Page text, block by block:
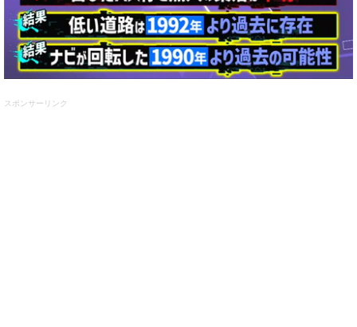
スポンサーリンク